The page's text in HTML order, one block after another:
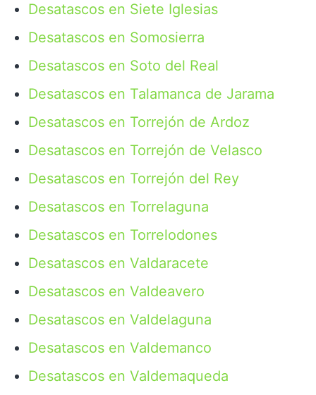
Desatascos en Siete Iglesias
Desatascos en Somosierra
Desatascos en Soto del Real
Desatascos en Talamanca de Jarama
Desatascos en Torrejón de Ardoz
Desatascos en Torrejón de Velasco
Desatascos en Torrejón del Rey
Desatascos en Torrelaguna
Desatascos en Torrelodones
Desatascos en Valdaracete
Desatascos en Valdeavero
Desatascos en Valdelaguna
Desatascos en Valdemanco
Desatascos en Valdemaqueda